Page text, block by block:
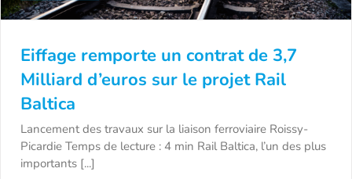
Eiffage remporte un contrat de 3,7 Milliard
d’euros sur le projet Rail Baltica
Eiffage remporte un contrat de 3,7
Milliard d’euros sur le projet Rail
Baltica
Lancement des travaux sur la liaison ferroviaire Roissy-
Picardie Temps de lecture : 4 min Rail Baltica, l’un des plus
importants [...]